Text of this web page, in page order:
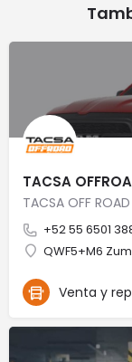
TACSA
TACSA OFF
+52 55 6501
QWF5+M6
Venta y